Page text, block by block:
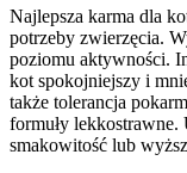
Najlepsza karma dla
potrzeby zwierzęcia.
poziomu aktywności.
kot spokojniejszy i
także tolerancja
formuły lekkostrawne.
smakowitość lub